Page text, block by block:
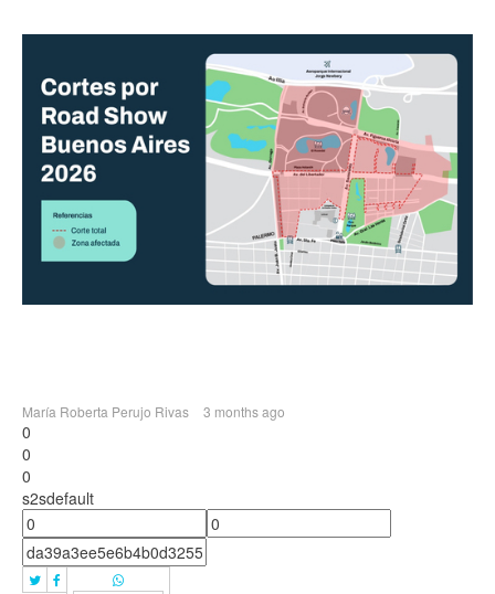
María Roberta Perujo Rivas 3 months ago
0
0
0
s2sdefault